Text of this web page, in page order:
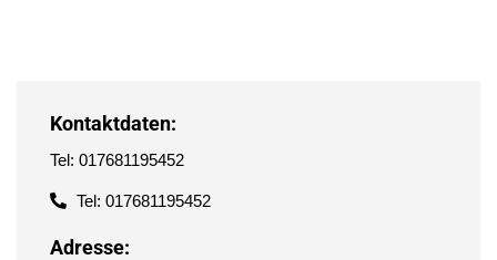
Kontaktdaten:
Tel: 017681195452
Tel: 017681195452
Adresse: